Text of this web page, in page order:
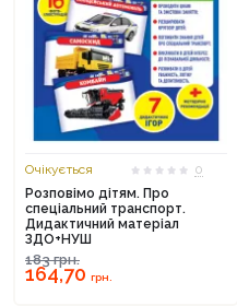
Очікується
0
Розповімо дітям. Про
спеціальний транспорт.
Дидактичний матеріал
ЗДО+НУШ
183грн.
164,70 грн.